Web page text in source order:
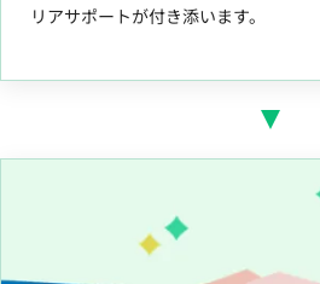
リアサポートが付き添います。